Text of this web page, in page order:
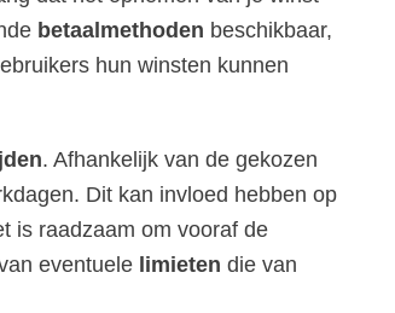
betaalmethoden beschikbaar,
hun winsten kunnen
. Afhankelijk van de gekozen
Dit kan invloed hebben op
is raadzaam om vooraf de
eventuele limieten die van